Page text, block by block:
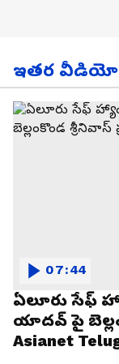
ఇతర
ఏలూరు సేఫ్
యాదవ్ పై
Asianet
07:44